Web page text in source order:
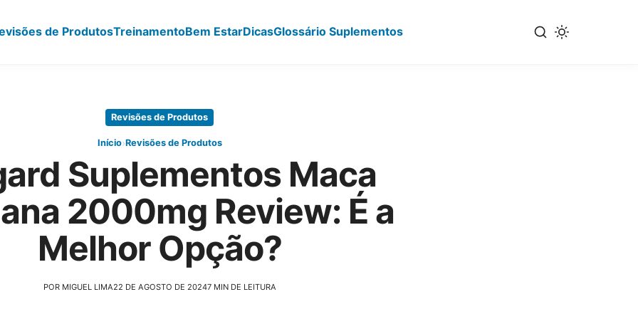
de ProdutosTreinamentoBem EstarDicasGlossário Suplementos
Revisões de Produtos
Início›Revisões de Produtos
Suplementos Maca
2000mg Review: É a
Melhor Opção?
POR MIGUEL LIMA22 DE AGOSTO DE 20247 MIN DE LEITURA